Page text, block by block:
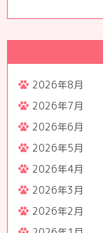
2026年8月
2026年7月
2026年6月
2026年5月
2026年4月
2026年3月
2026年2月